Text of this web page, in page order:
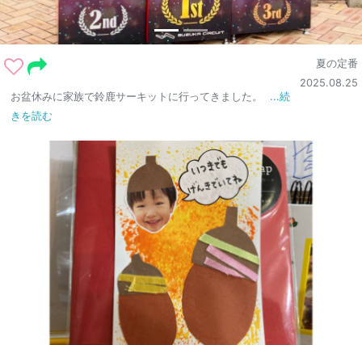
夏の定番
2025.08.25
お盆休みに家族で鈴鹿サーキットに行ってきました。
...続
きを読む